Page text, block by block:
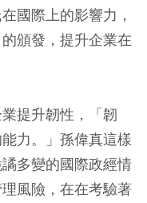
國際上的影響力，
頒發，提升企業在
提升韌性，「韌
力。」孫偉真這樣
多變的國際政經情
風險，在在考驗著